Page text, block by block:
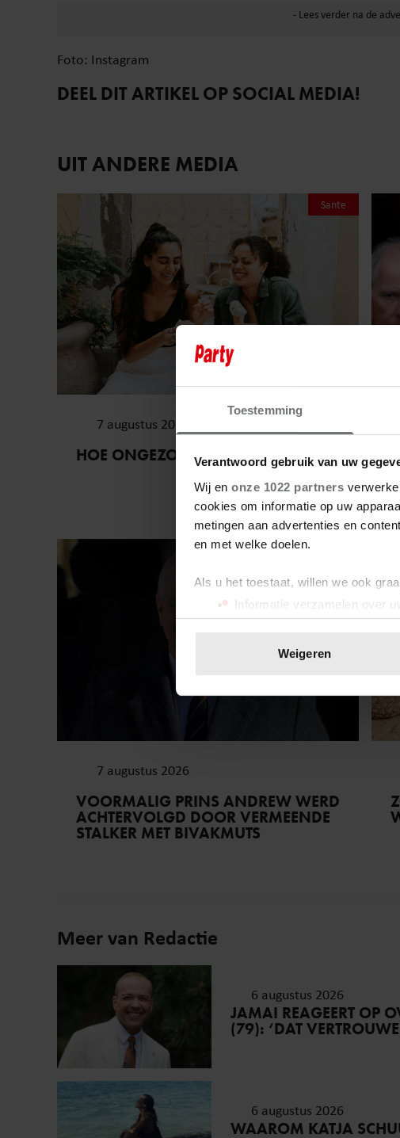
Toestemming
Verantwoord gebruik van uw
Wij en onze 1022 partners
cookies om informatie op uw
metingen aan advertenties en
en met welke doelen.
Als u het toestaat, willen we ook
Informatie verzamelen over
Uw apparaat identificeren
toestemming op elk moment
We gebruiken cookies om content
websiteverkeer te analyseren. Ook
media, adverteren en analyse. Deze
verstrekt of die ze hebben
Weigeren
Foto: Instagram
DEEL DIT ARTIKEL OP SOCIAL MEDIA!
UIT ANDERE MEDIA
Sante
7 augustus 2026
HOE ONGEZOND ZIJN IJSJES?
7 augustus 2026
VOORMALIG PRINS ANDREW WERD
ACHTERVOLGD DOOR VERMEENDE
STALKER MET BIVAKMUTS
Meer van Redactie
6 augustus 2026
JAMAI REAGEERT OP
(79): ‘DAT
6 augustus 2026
WAAROM KATJA